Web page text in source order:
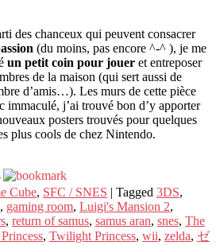
des chanceux qui peuvent consacrer
(du moins, pas encore ^-^ ), je me
un petit coin pour jouer et entreposer
de la maison (qui sert aussi de
d’amis…). Les murs de cette pièce
immaculé, j’ai trouvé bon d’y apporter
posters trouvés pour quelques
plus cools de chez Nintendo.
Cube, SFC / SNES | Tagged 3DS,
, gaming room, Luigi's Mansion 2,
, return of samus, samus aran, snes, The
, Twilight Princess, wii, zelda, ゼ